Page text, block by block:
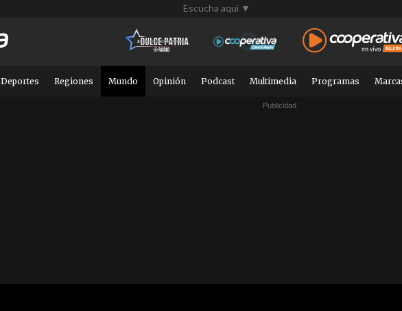
Escucha aquí ▼
Deportes Regiones Mundo Opinión Podcast Multimedia Programas